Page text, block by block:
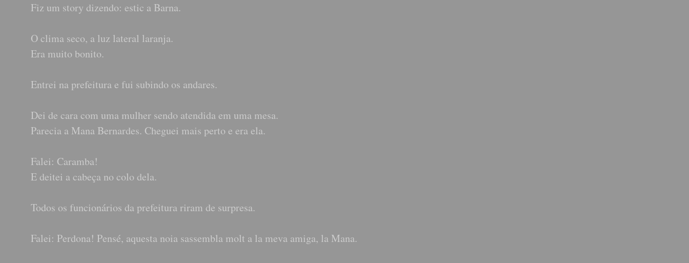
Fiz um story dizendo: estic a Barna.
O clima seco, a luz lateral laranja.
Era muito bonito.
Entrei na prefeitura e fui subindo os andares.
Dei de cara com uma mulher sendo atendida em uma mesa.
Parecia a Mana Bernardes. Cheguei mais perto e era ela.
Falei: Caramba!
E deitei a cabeça no colo dela.
Todos os funcionários da prefeitura riram de surpresa.
Falei: Perdona! Pensé, aquesta noia sassembla molt a la meva amiga, la Mana.